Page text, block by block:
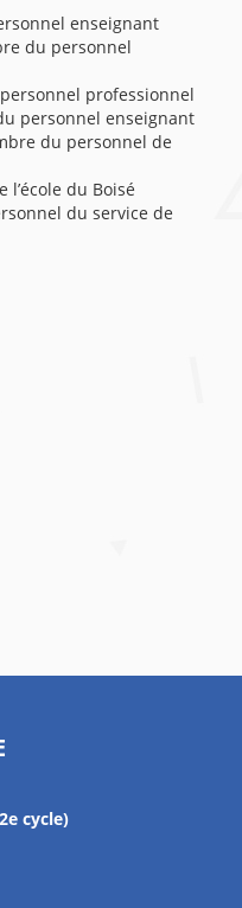
enseignant
du personnel
professionnel
personnel enseignant
du personnel de
du Boisé
du service de
cycle)